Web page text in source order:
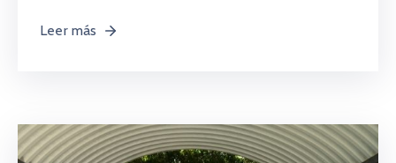
Leer más